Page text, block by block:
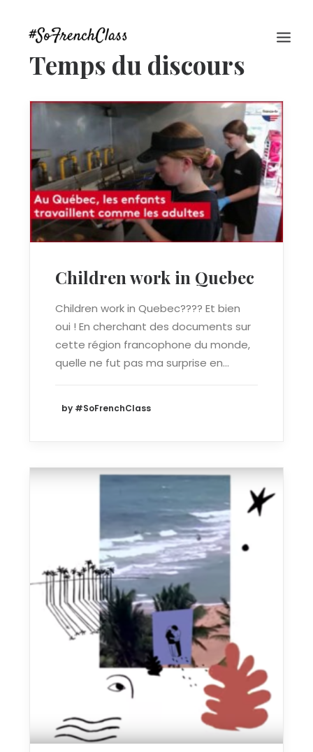
#SOFRENCHCLASS PRIVACY POLICY
Recherche
Temps du discours
Children work in Quebec
Children work in Quebec???? Et bien
oui ! En cherchant des documents sur
cette région francophone du monde,
quelle ne fut pas ma surprise en…
by #SoFrenchClass